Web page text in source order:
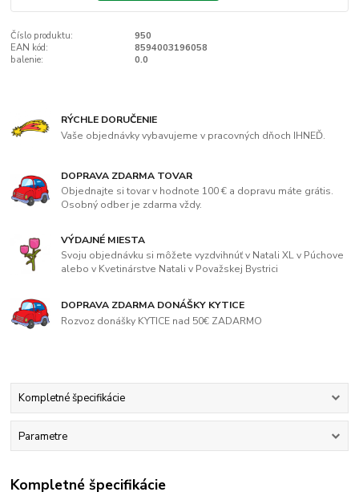
Číslo produktu:
950
EAN kód:
8594003196058
balenie:
0.0
RÝCHLE DORUČENIE
Vaše objednávky vybavujeme v pracovných dňoch IHNEĎ.
DOPRAVA ZDARMA TOVAR
Objednajte si tovar v hodnote 100 € a dopravu máte grátis.
Osobný odber je zdarma vždy.
VÝDAJNÉ MIESTA
Svoju objednávku si môžete vyzdvihnúť v Natali XL v Púchove
alebo v Kvetinárstve Natali v Považskej Bystrici
DOPRAVA ZDARMA DONÁŠKY KYTICE
Rozvoz donášky KYTICE nad 50€ ZADARMO
Kompletné špecifikácie
Parametre
Kompletné špecifikácie